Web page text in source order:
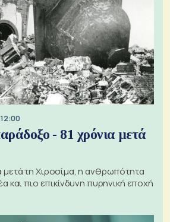
- 81 χρόνια μετά
μετά τη Χιροσίμα, η ανθρωπότητα
και πιο επικίνδυνη πυρηνική εποχή